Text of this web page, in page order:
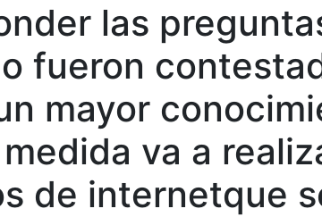
las
fueron
mayor
va a
de internetque